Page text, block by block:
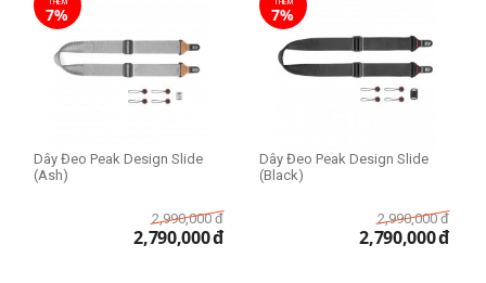
THÊM
7%
Dây Đeo Peak Design Slide
(Ash)
2,990,000 đ
2,790,000đ
THÊM
7%
Dây Đeo Peak Design Slide
(Black)
2,990,000 đ
2,790,000đ